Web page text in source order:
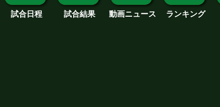
試合日程 試合結果 動画ニュース ランキング